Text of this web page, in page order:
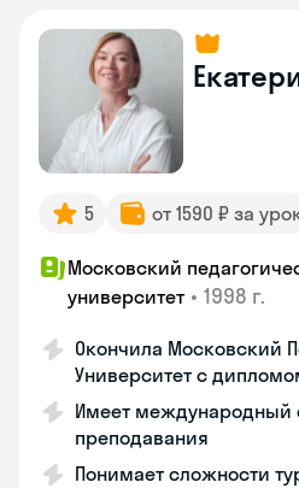
5 от 1590 ₽ за
Московский
университет • 1998 г.
Окончила Московский
Университет с
Имеет международный
преподавания
Понимает сложности